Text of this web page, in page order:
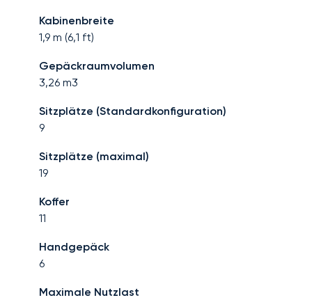
Kabinenbreite
1,9 m (6,1 ft)
Gepäckraumvolumen
3,26 m3
Sitzplätze (Standardkonfiguration)
9
Sitzplätze (maximal)
19
Koffer
11
Handgepäck
6
Maximale Nutzlast